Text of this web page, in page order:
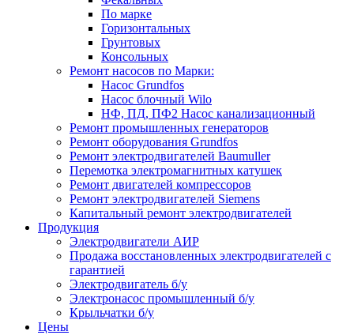
По марке
Горизонтальных
Грунтовых
Консольных
Ремонт насосов по Марки:
Насос Grundfos
Насос блочный Wilo
НФ, ПД, ПФ2 Насос канализационный
Ремонт промышленных генераторов
Ремонт оборудования Grundfos
Ремонт электродвигателей Baumuller
Перемотка электромагнитных катушек
Ремонт двигателей компрессоров
Ремонт электродвигателей Siemens
Капитальный ремонт электродвигателей
Продукция
Электродвигатели АИР
Продажа восстановленных электродвигателей с
гарантией
Электродвигатель б/у
Электронасос промышленный б/у
Крыльчатки б/у
Цены